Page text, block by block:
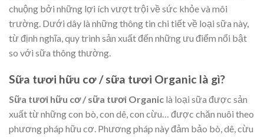
chuộng bởi những lợi ích vượt trội về sức khỏe và môi
trường. Dưới dây là những thông tin chi tiết về loại sữa này,
từ định nghĩa, quy trình sản xuất đến những ưu điểm nổi bật
so với sữa thông thường.
Sữa tươi hữu cơ / sữa tươi Organic là gì?
Sữa tươi hữu cơ / sữa tươi Organic là loại sữa được sản
xuất từ những con bò, con dê, con cừu… được chăn nuôi theo
phương pháp hữu cơ. Phương pháp này đảm bảo bò, dê, cừu